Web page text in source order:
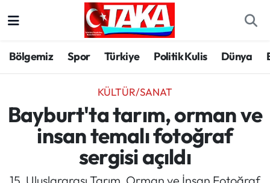
Bölgemiz Spor Türkiye Politik Kulis Dünya
KÜLTÜR/SANAT
Bayburt'ta tarım, orman ve
insan temalı fotoğraf
sergisi açıldı
Spor
Türkiye
Kültür/Sanat
Trabzon Hava Durumu
Trabzon Trafik Yoğunluk Haritası
Süper Lig Puan Durumu ve Fikstür
Tüm Manşetler